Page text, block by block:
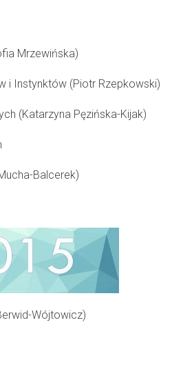
Mrzewińska)
i Instynktów (Piotr Rzepkowski)
(Katarzyna Pęzińska-Kijak)
Balcerek)
Wójtowicz)